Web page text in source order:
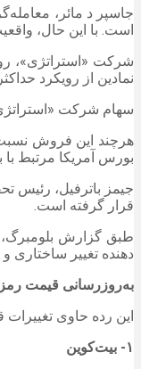
است. با این حال،
نمادین از رویکرد
سهام شرکت «استراتژی» تا ۱۰ درصد سقوط کرد که بزرگ‌ترین کاهش روزانه از فوریه محسوب می‌شود. سهام این شرکت در یک سال گذشته،
هرچند این فروش
بورس آمریکا مرتبط با بیت‌کوین به مدت رکورد ۱۱ روز متوالی با خروج خالص
جیمز باترفیل، رئیس
قرار گرفته است.
دهنده تغییر ساختاری
به‌روزرسانی قیمت
این رده حاوی تغییرات قیمتی ۱۰ ارز دیجیتالی بزرگ از نظر
۱- بیت‌کوین